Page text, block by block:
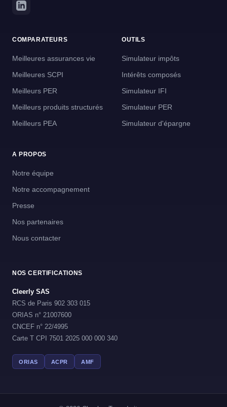
COMPARATEURS
Meilleures assurances vie
Meilleures SCPI
Meilleurs PER
Meilleurs produits structurés
Meilleurs PEA
OUTILS
Simulateur impôts
Intérêts composés
Simulateur IFI
Simulateur PER
Simulateur d'épargne
A PROPOS
Notre équipe
Notre accompagnement
Presse
Nos partenaires
Nous contacter
NOS CERTIFICATIONS
Cleerly SAS
RCS de Paris 902 303 015
ORIAS n° 21007600
CNCEF n° 22/4995
Carte T CPI 7501 2025 000 000 340
ORIAS ACPR AMF